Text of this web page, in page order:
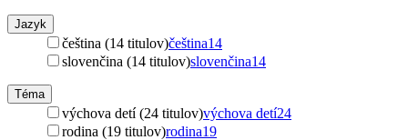
Jazyk
čeština (14 titulov)čeština14
slovenčina (14 titulov)slovenčina14
Téma
výchova detí (24 titulov)výchova detí24
rodina (19 titulov)rodina19